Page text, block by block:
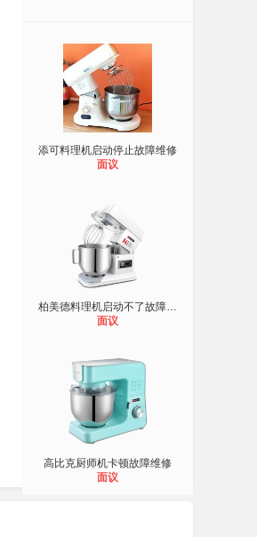
添可料理机启动停止故障维修
面议
柏美德料理机启动不了故障维修
面议
高比克厨师机卡顿故障维修
面议